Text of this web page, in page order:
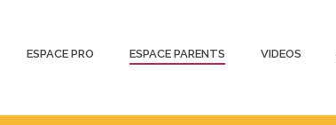
ESPACE PRO ESPACE PARENTS VIDEOS